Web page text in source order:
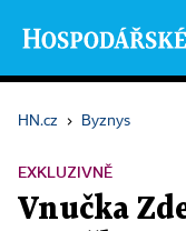
HN.cz › Byznys
EXKLUZIVNĚ
Vnučka